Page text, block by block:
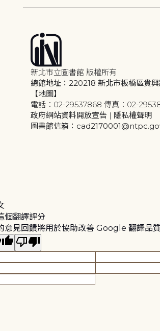
新北市立圖書館 版權所有
總館地址：220218 新北市板橋區貴
【地圖】
電話：02-29537868 傳真：02-
政府網站資料開放宣告 | 隱私權聲明
圖書館信箱：
個翻譯評分
意見回饋將用於協助改善 Google 翻譯品質